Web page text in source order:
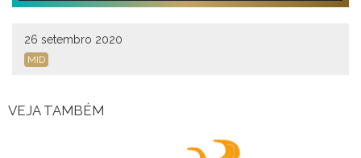
26 setembro 2020
MID
VEJA TAMBÉM